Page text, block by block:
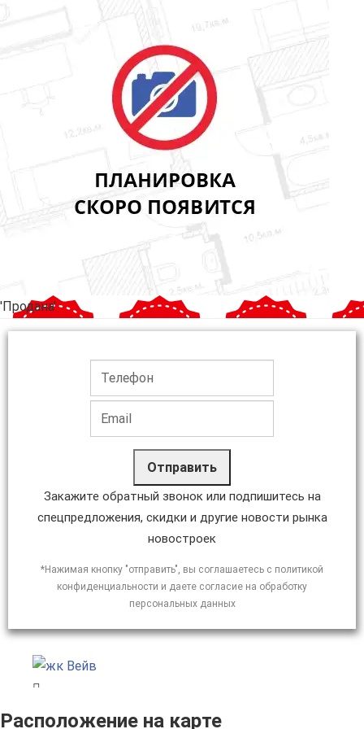
'Продана'
Отправить
Закажите обратный звонок или подпишитесь на
спецпредложения, скидки и другие новости рынка
новостроек
*Нажимая кнопку "отправить", вы соглашаетесь с политикой
конфиденциальности и даете согласие на обработку
персональных данных
Расположение на карте